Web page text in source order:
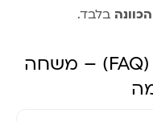
בלבד.
שאלות ותשובות נפוצות (FAQ) – משחה